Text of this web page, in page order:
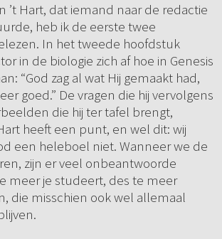
’t Hart, dat iemand naar de redactie
heb ik de eerste twee
In het tweede hoofdstuk
in de biologie zich af hoe in Genesis
“God zag al wat Hij gemaakt had,
goed.” De vragen die hij vervolgens
die hij ter tafel brengt,
heeft een punt, en wel dit: wij
een heleboel niet. Wanneer we de
zijn er veel onbeantwoorde
meer je studeert, des te meer
die misschien ook wel allemaal